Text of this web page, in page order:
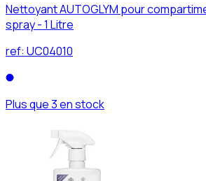
Nettoyant AUTOGLYM pour
spray - 1 Litre
ref: UC04010
Plus que 3 en stock